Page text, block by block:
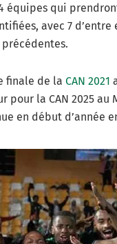
équipes qui
avec 7
finale de la CAN 2021
pour la CAN 2025
en début d’année